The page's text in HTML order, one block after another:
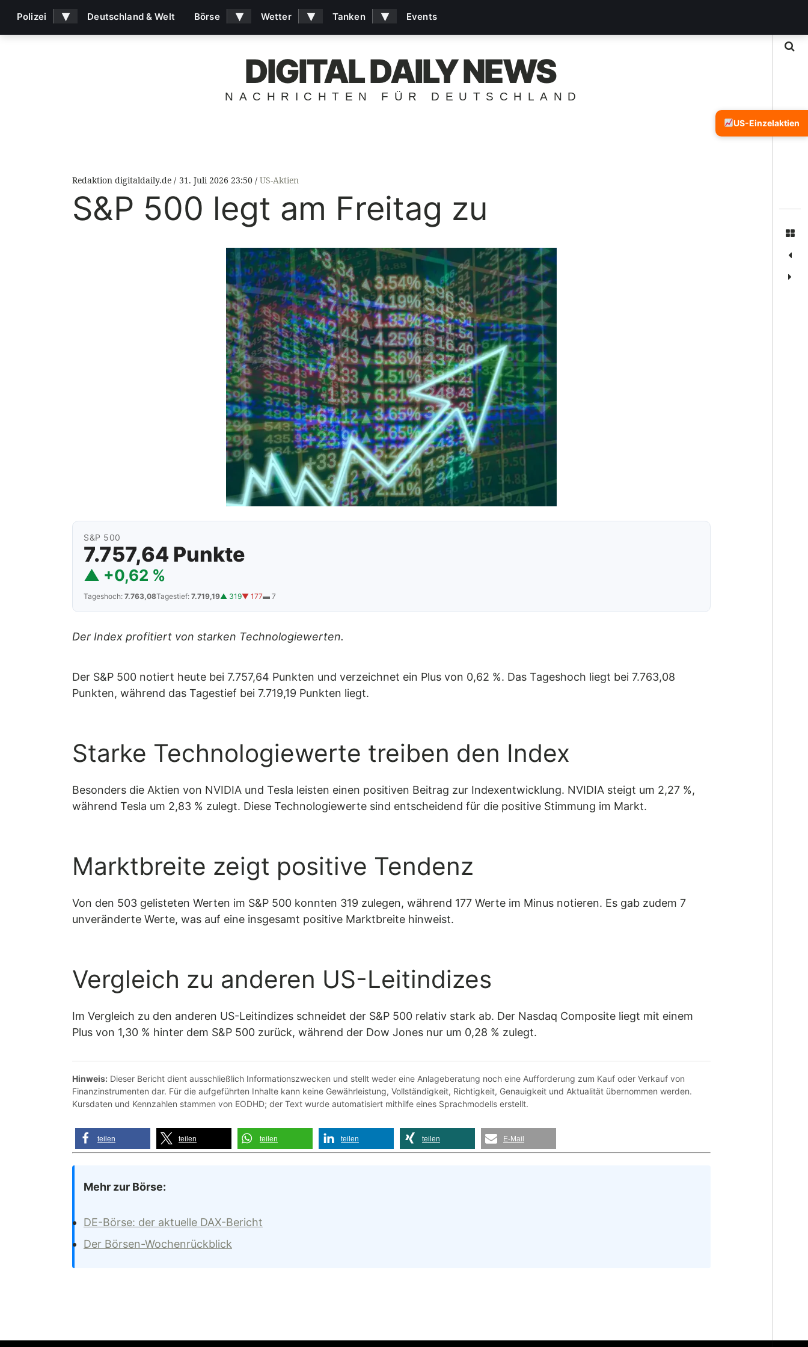
DIGITAL DAILY NEWS
NACHRICHTEN FÜR DEUTSCHLAND
Redaktion digitaldaily.de 31. Juli 2026 23:50 US-Aktien
S&P 500 legt am Freitag zu
S&P 500
7.757,64 Punkte
▲ +0,62 %
Tageshoch: 7.763,08Tagestief: 7.719,19▲ 319▼ 177▬ 7
Der Index profitiert von starken Technologiewerten.
Der S&P 500 notiert heute bei 7.757,64 Punkten und verzeichnet ein Plus von 0,62 %. Das Tageshoch liegt bei 7.763,08
Punkten, während das Tagestief bei 7.719,19 Punkten liegt.
Starke Technologiewerte treiben den Index
Besonders die Aktien von NVIDIA und Tesla leisten einen positiven Beitrag zur Indexentwicklung. NVIDIA steigt um 2,27 %,
während Tesla um 2,83 % zulegt. Diese Technologiewerte sind entscheidend für die positive Stimmung im Markt.
Marktbreite zeigt positive Tendenz
Von den 503 gelisteten Werten im S&P 500 konnten 319 zulegen, während 177 Werte im Minus notieren. Es gab zudem 7
unveränderte Werte, was auf eine insgesamt positive Marktbreite hinweist.
Vergleich zu anderen US-Leitindizes
Im Vergleich zu den anderen US-Leitindizes schneidet der S&P 500 relativ stark ab. Der Nasdaq Composite liegt mit einem
Plus von 1,30 % hinter dem S&P 500 zurück, während der Dow Jones nur um 0,28 % zulegt.
Hinweis: Dieser Bericht dient ausschließlich Informationszwecken und stellt weder eine Anlageberatung noch eine Aufforderung zum Kauf oder Verkauf von
Finanzinstrumenten dar. Für die aufgeführten Inhalte kann keine Gewährleistung, Vollständigkeit, Richtigkeit, Genauigkeit und Aktualität übernommen werden.
Kursdaten und Kennzahlen stammen von EODHD; der Text wurde automatisiert mithilfe eines Sprachmodells erstellt.
teilen teilen teilen teilen teilen E-Mail
Mehr zur Börse:
DE-Börse: der aktuelle DAX-Bericht
Der Börsen-Wochenrückblick
Polizei ▾ Deutschland & Welt Börse ▾ Wetter ▾ Tanken ▾ Events
US-Einzelaktien